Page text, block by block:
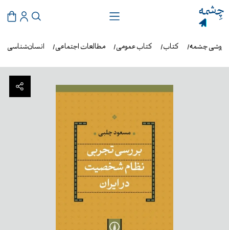
انسان‌شناسی مطالعات اجتماعی کتاب عمومی کتاب چشمه